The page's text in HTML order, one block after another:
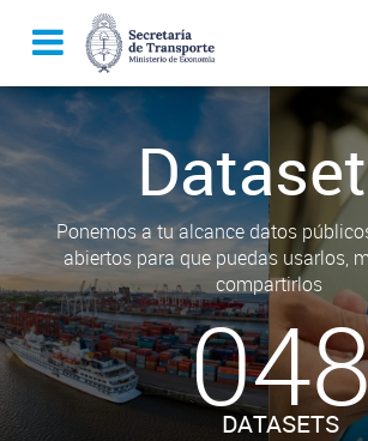
Ponemos a tu alcance datos
abiertos para que puedas usarlos,
compartirlos
DATASETS